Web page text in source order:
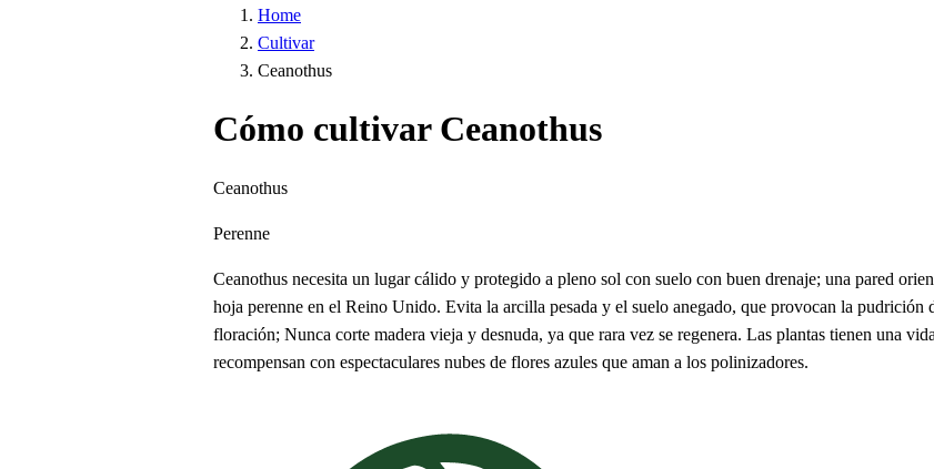
Home
Cultivar
Ceanothus
Cómo cultivar Ceanothus
Ceanothus
Perenne
Ceanothus necesita un lugar cálido y protegido a pleno sol con suelo con buen drenaje; una pared
hoja perenne en el Reino Unido. Evita la arcilla pesada y el suelo anegado, que provocan la pudrición
floración; Nunca corte madera vieja y desnuda, ya que rara vez se regenera. Las plantas tienen una
recompensan con espectaculares nubes de flores azules que aman a los polinizadores.